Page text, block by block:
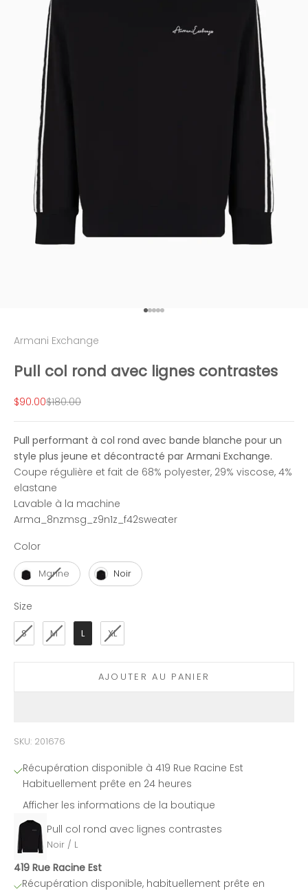
Aller à l'élément 1
Aller à l'élément 2
Aller à l'élément 3
Aller à l'élément 4
Aller à l'élément 5
Armani Exchange
Pull col rond avec lignes contrastes
Prix de vente
$90.00Prix normal
$180.00
Pull performant à col rond avec bande blanche pour un
style plus jeune et décontracté par Armani Exchange.
Coupe régulière et fait de 68% polyester, 29% viscose, 4%
elastane
Lavable à la machine
Arma_8nzmsg_z9n1z_f42sweater
ColorColor
Marine Noir
Size
S M L XL
AJOUTER AU PANIER
SKU: 201676
Récupération disponible à 419 Rue Racine Est
Habituellement prête en 24 heures
Afficher les informations de la boutique
Pull col rond avec lignes contrastes
Noir / L
419 Rue Racine Est
Récupération disponible, habituellement prête en